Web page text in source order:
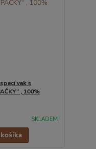
vak s
, 100%
SKLADEM